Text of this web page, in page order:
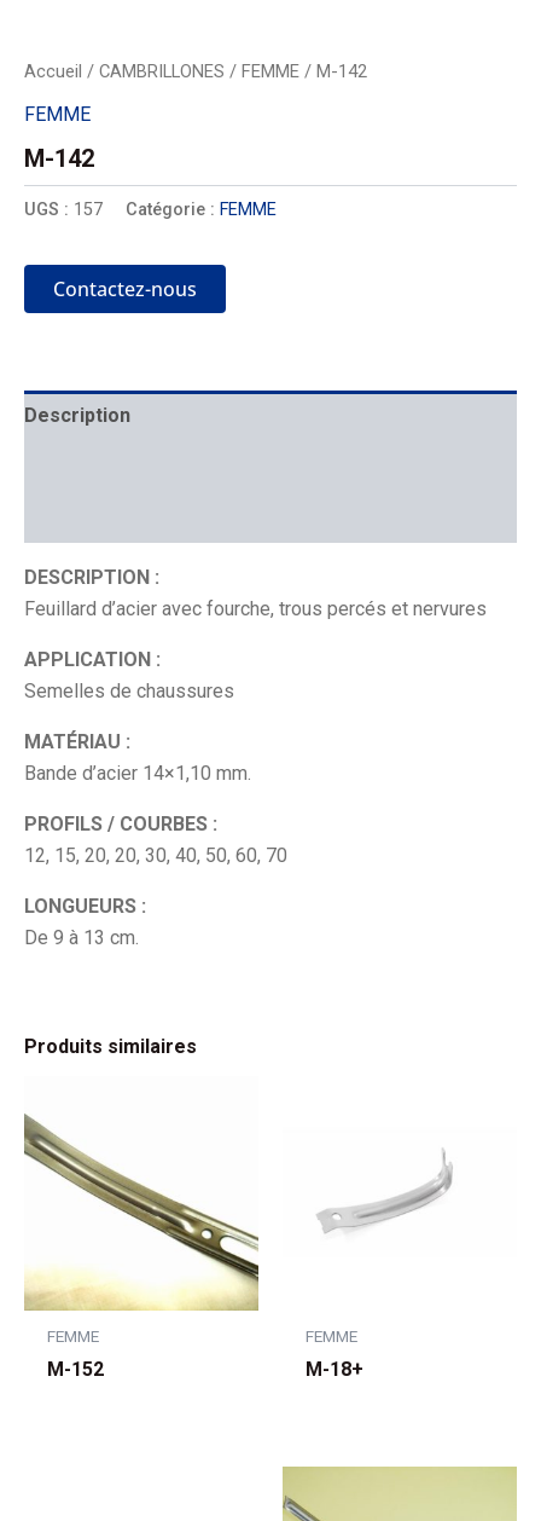
Accueil / CAMBRILLONES / FEMME / M-142
FEMME
M-142
UGS : 157 Catégorie : FEMME
Contactez-nous
Description
DESCRIPTION :
Feuillard d’acier avec fourche, trous percés et nervures
APPLICATION :
Semelles de chaussures
MATÉRIAU :
Bande d’acier 14×1,10 mm.
PROFILS / COURBES :
12, 15, 20, 20, 30, 40, 50, 60, 70
LONGUEURS :
De 9 à 13 cm.
Produits similaires
FEMME
M-152
FEMME
M-18+